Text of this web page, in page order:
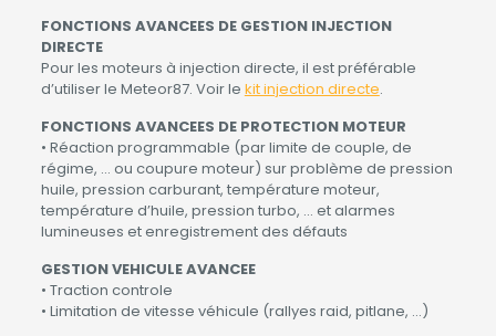
FONCTIONS AVANCEES DE GESTION INJECTION
DIRECTE
Pour les moteurs à injection directe, il est préférable
d’utiliser le Meteor87. Voir le kit injection directe.
FONCTIONS AVANCEES DE PROTECTION MOTEUR
• Réaction programmable (par limite de couple, de
régime, … ou coupure moteur) sur problème de pression
huile, pression carburant, température moteur,
température d’huile, pression turbo, … et alarmes
lumineuses et enregistrement des défauts
GESTION VEHICULE AVANCEE
• Traction controle
• Limitation de vitesse véhicule (rallyes raid, pitlane, …)